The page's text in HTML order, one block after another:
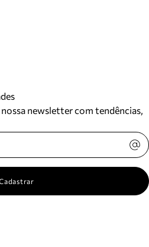
newsletter com tendências,